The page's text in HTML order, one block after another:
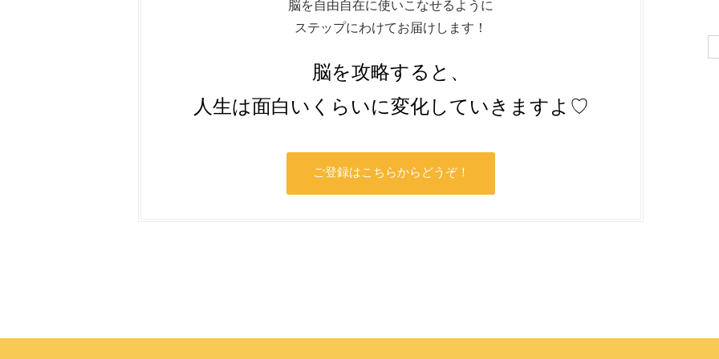
脳を自由自在に使いこなせるように
ステップにわけてお届けします！
脳を攻略すると、
人生は面白いくらいに変化していきますよ♡
ご登録はこちらからどうぞ！